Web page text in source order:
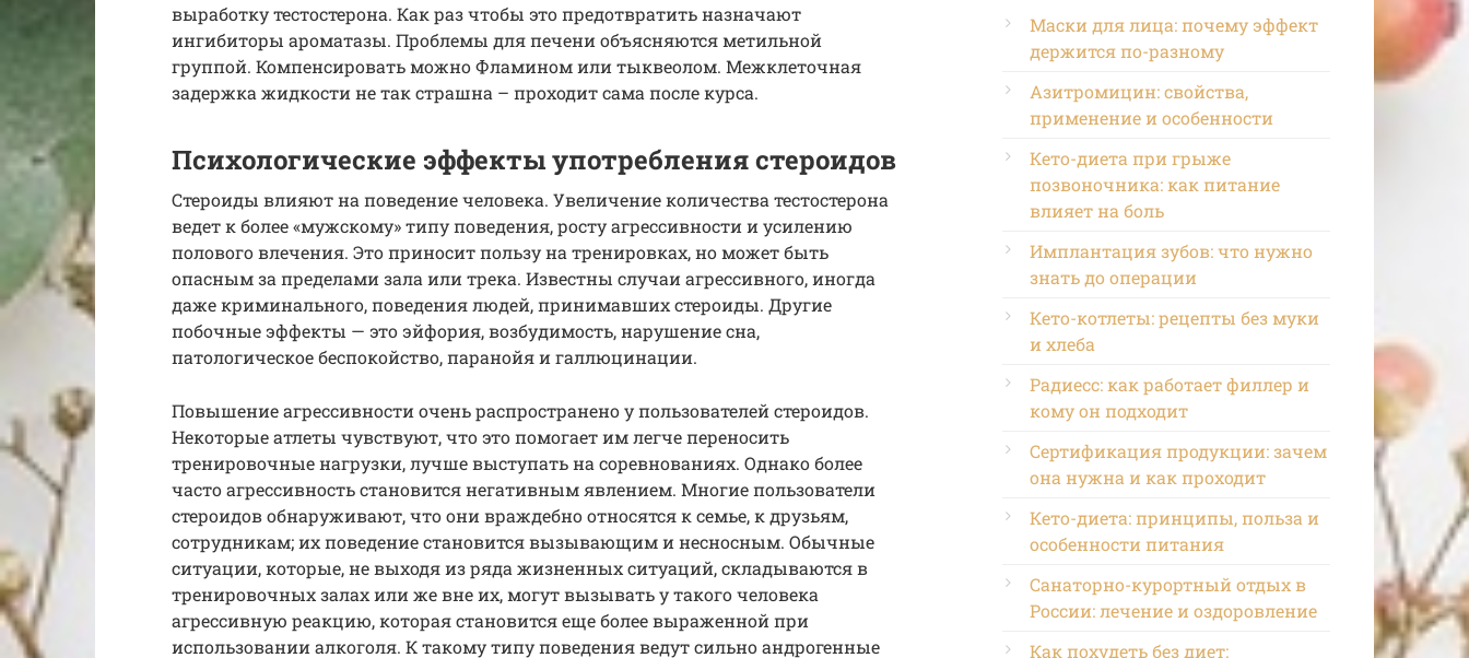
выработку тестостерона. Как раз чтобы это предотвратить назначают
ингибиторы ароматазы. Проблемы для печени объясняются метильной
группой. Компенсировать можно Фламином или тыквеолом. Межклеточная
задержка жидкости не так страшна – проходит сама после курса.
Психологические эффекты употребления стероидов
Стероиды влияют на поведение человека. Увеличение количества тестостерона
ведет к более «мужскому» типу поведения, росту агрессивности и усилению
полового влечения. Это приносит пользу на тренировках, но может быть
опасным за пределами зала или трека. Известны случаи агрессивного, иногда
даже криминального, поведения людей, принимавших стероиды. Другие
побочные эффекты — это эйфория, возбудимость, нарушение сна,
патологическое беспокойство, паранойя и галлюцинации.
Повышение агрессивности очень распространено у пользователей стероидов.
Hекоторые атлеты чувствуют, что это помогает им легче переносить
тренировочные нагрузки, лучше выступать на соревнованиях. Однако более
часто агрессивность становится негативным явлением. Многие пользователи
стероидов обнаруживают, что они враждебно относятся к семье, к друзьям,
сотрудникам; их поведение становится вызывающим и несносным. Обычные
ситуации, которые, не выходя из ряда жизненных ситуаций, складываются в
тренировочных залах или же вне их, могут вызывать у такого человека
агрессивную реакцию, которая становится еще более выраженной при
использовании алкоголя. К такому типу поведения ведут сильно андрогенные
Маски для лица: почему эффект
держится по-разному
Азитромицин: свойства,
применение и особенности
Кето-диета при грыже
позвоночника: как питание
влияет на боль
Имплантация зубов: что нужно
знать до операции
Кето-котлеты: рецепты без муки
и хлеба
Радиесс: как работает филлер и
кому он подходит
Сертификация продукции: зачем
она нужна и как проходит
Кето-диета: принципы, польза и
особенности питания
Санаторно-курортный отдых в
России: лечение и оздоровление
Как похудеть без диет: